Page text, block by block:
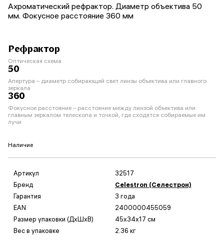
Ахроматический рефрактор. Диаметр объектива 50
мм. Фокусное расстояние 360 мм
Рефрактор
Оптическая схема
50
Апертура – диаметр собирающей свет линзы объектива или главного
зеркала
360
Фокусное расстояние – расстояние между линзой объектива или
главным зеркалом телескопа и точкой, где сходятся собираемые им
лучи
Наличие
Артикул
32517
Бренд
Celestron (Селестрон)
Гарантия
3 года
EAN
2400000455059
Размер упаковки (ДxШxВ)
45x34x17 см
Вес в упаковке
2.36 кг